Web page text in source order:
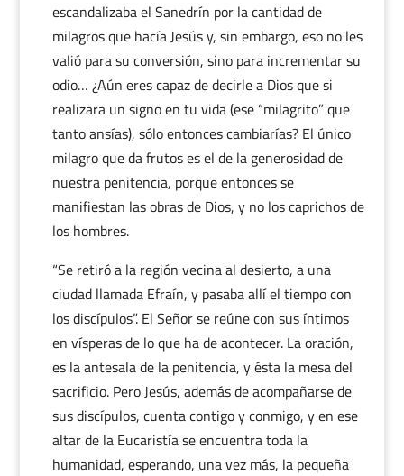
escandalizaba el Sanedrín por la cantidad de
milagros que hacía Jesús y, sin embargo, eso no les
valió para su conversión, sino para incrementar su
odio… ¿Aún eres capaz de decirle a Dios que si
realizara un signo en tu vida (ese “milagrito” que
tanto ansías), sólo entonces cambiarías? El único
milagro que da frutos es el de la generosidad de
nuestra penitencia, porque entonces se
manifiestan las obras de Dios, y no los caprichos de
los hombres.
“Se retiró a la región vecina al desierto, a una
ciudad llamada Efraín, y pasaba allí el tiempo con
los discípulos”. El Señor se reúne con sus íntimos
en vísperas de lo que ha de acontecer. La oración,
es la antesala de la penitencia, y ésta la mesa del
sacrificio. Pero Jesús, además de acompañarse de
sus discípulos, cuenta contigo y conmigo, y en ese
altar de la Eucaristía se encuentra toda la
humanidad, esperando, una vez más, la pequeña